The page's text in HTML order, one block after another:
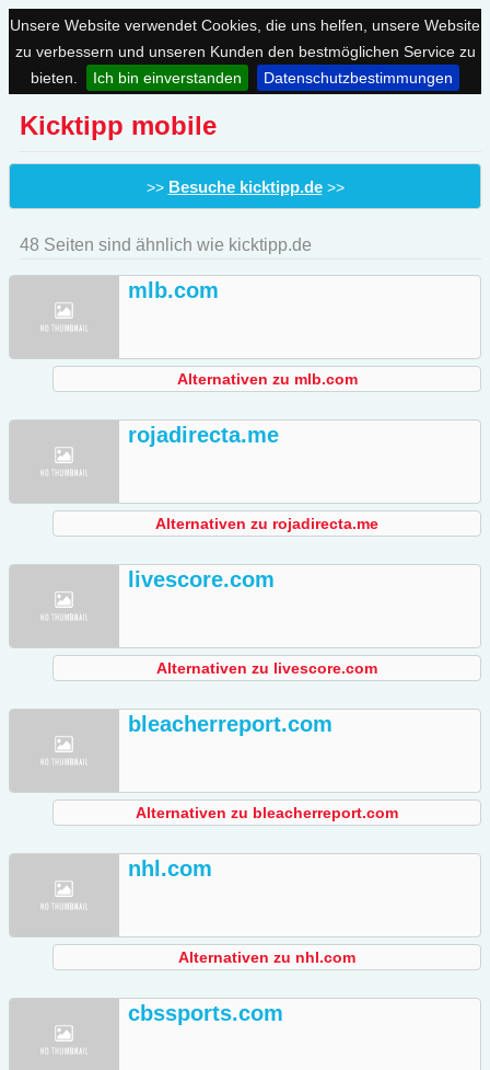
Unsere Website verwendet Cookies, die uns helfen, unsere Website
zu verbessern und unseren Kunden den bestmöglichen Service zu
bieten.
Ich bin einverstanden Datenschutzbestimmungen
Kicktipp mobile
>> Besuche kicktipp.de>>
48 Seiten sind ähnlich wie kicktipp.de
mlb.com
Alternativen zu mlb.com
rojadirecta.me
Alternativen zu rojadirecta.me
livescore.com
Alternativen zu livescore.com
bleacherreport.com
Alternativen zu bleacherreport.com
nhl.com
Alternativen zu nhl.com
cbssports.com